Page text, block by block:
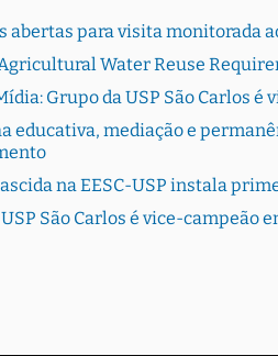
abertas para visita monitorada
Water Reuse
Grupo da USP São Carlos
educativa, mediação e
na EESC-USP instala
São Carlos é vice-